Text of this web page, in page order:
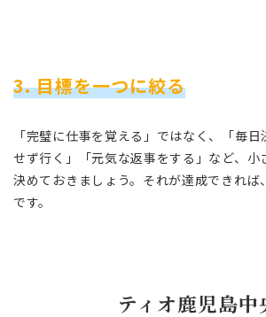
3. 目標を一つに絞る
「完璧に仕事を覚える」ではなく、「毎
せず行く」「元気な返事をする」など、小
決めておきましょう。それが達成できれば
です。
ティオ鹿児島中